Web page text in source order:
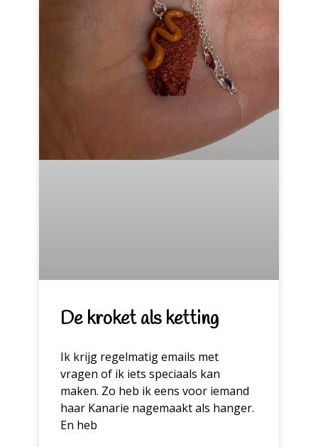
De kroket als ketting
Ik krijg regelmatig emails met
vragen of ik iets speciaals kan
maken. Zo heb ik eens voor iemand
haar Kanarie nagemaakt als hanger.
En heb